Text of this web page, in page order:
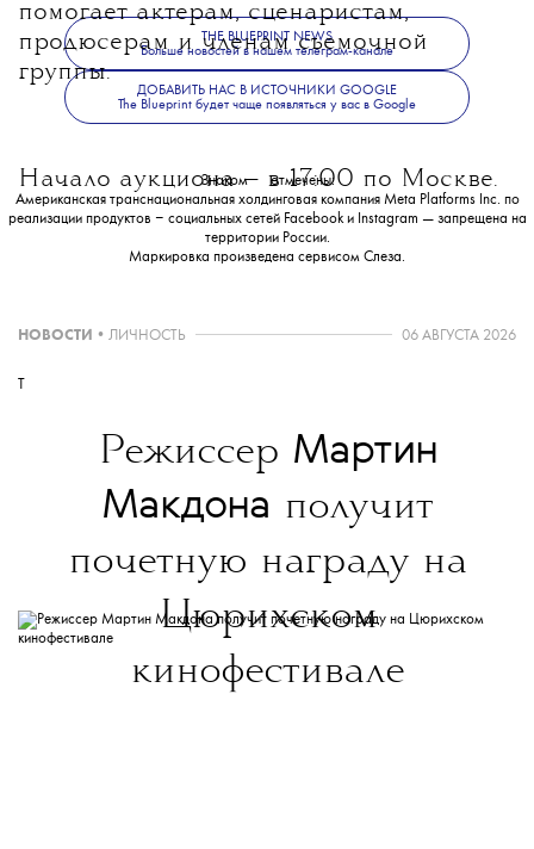
помогает актерам, сценаристам,
продюсерам и членам съемочной
группы.
Начало аукциона — в 17:00 по Москве.
THE BLUEPRINT NEWS
Больше новостей в нашем телеграм-канале
ДОБАВИТЬ НАС В ИСТОЧНИКИ GOOGLE
The Blueprint будет чаще появляться у вас в Google
Знаком💧
отмечены:
Американская транснациональная холдинговая компания Meta Platforms Inc. по
реализации продуктов ‒ социальных сетей Facebook и Instagram — запрещена на
территории России.
Маркировка произведена сервисом Слеза.
НОВОСТИ • ЛИЧНОСТЬ 06 АВГУСТА 2026
T
Режиссер Мартин
Макдона получит
почетную награду на
Цюрихском
кинофестивале